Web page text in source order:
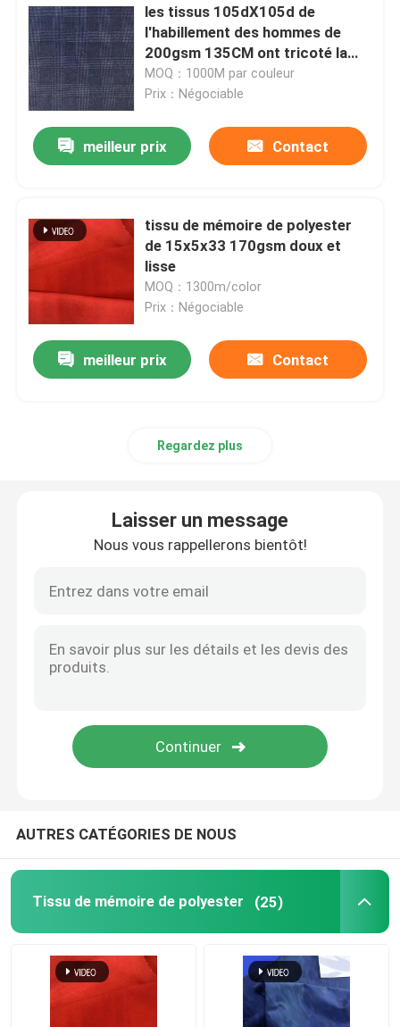
les tissus 105dX105d de
l'habillement des hommes de
200gsm 135CM ont tricoté la
liaison de tissu de polyester de
suède
MOQ：1000M par couleur
Prix：Négociable
meilleur prix Contact
tissu de mémoire de polyester
de 15x5x33 170gsm doux et
lisse
MOQ：1300m/color
Prix：Négociable
meilleur prix Contact
Regardez plus
Laisser un message
Nous vous rappellerons bientôt!
AUTRES CATÉGORIES DE NOUS
Tissu de mémoire de polyester (25)